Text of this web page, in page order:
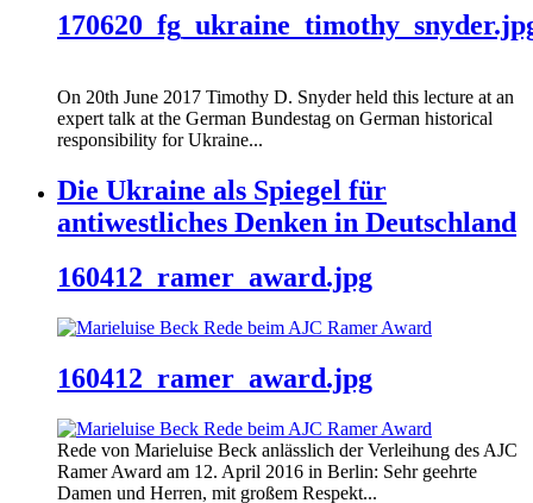
On 20th June 2017 Timothy D. Snyder held this lecture at an
expert talk at the German Bundestag on German historical
responsibility for Ukraine...
Die Ukraine als Spiegel für
antiwestliches Denken in Deutschland
160412_ramer_award.jpg
160412_ramer_award.jpg
Rede von Marieluise Beck anlässlich der Verleihung des AJC
Ramer Award am 12. April 2016 in Berlin: Sehr geehrte
Damen und Herren, mit großem Respekt...